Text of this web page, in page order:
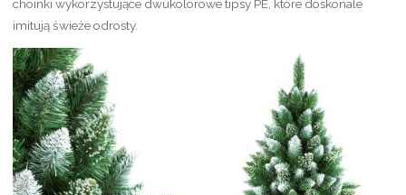
choinki wykorzystujące dwukolorowe tipsy PE, które doskonale
imitują świeże odrosty.